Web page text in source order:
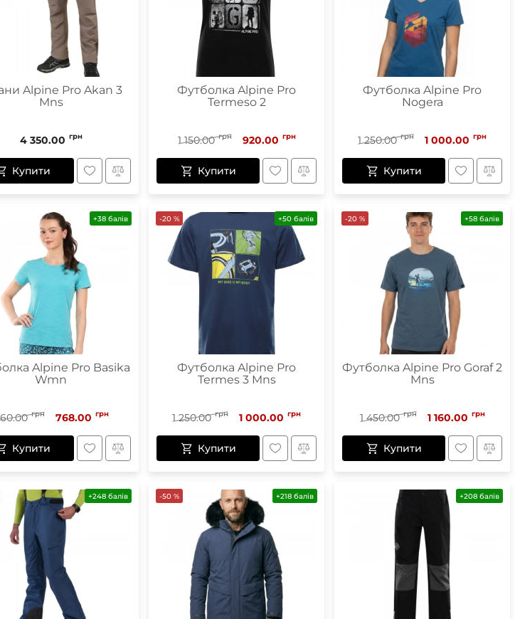
Alpine Pro Akan 3
Mns
4 350.00 грн
Купити
Футболка Alpine Pro
Termeso 2
1 150.00 грн 920.00 грн
Купити
Футболка Alpine Pro
Nogera
1 250.00 грн 1 000.00 грн
Купити
+38 балів
Alpine Pro Basika
Wmn
грн 768.00 грн
Купити
-20 % +50 балів
Футболка Alpine Pro
Termes 3 Mns
1 250.00 грн 1 000.00 грн
Купити
-20 % +58 балів
Футболка Alpine Pro Goraf 2
Mns
1 450.00 грн 1 160.00 грн
Купити
+248 балів -50 % +218 балів +208 балів